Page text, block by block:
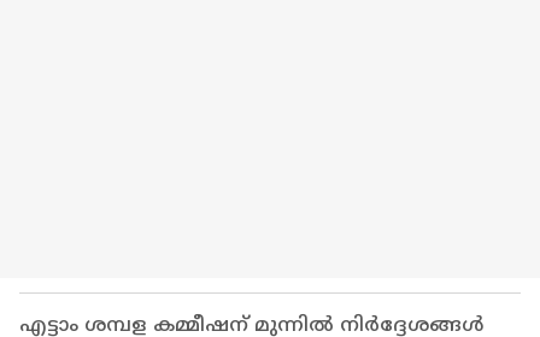
എട്ടാം ശമ്പള കമ്മീഷന് മുന്നിൽ നിർദ്ദേശങ്ങൾ